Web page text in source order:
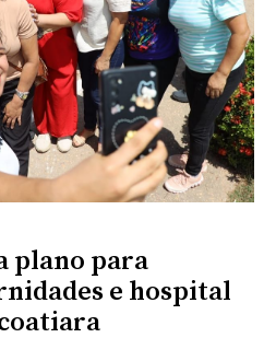
plano para
e hospital